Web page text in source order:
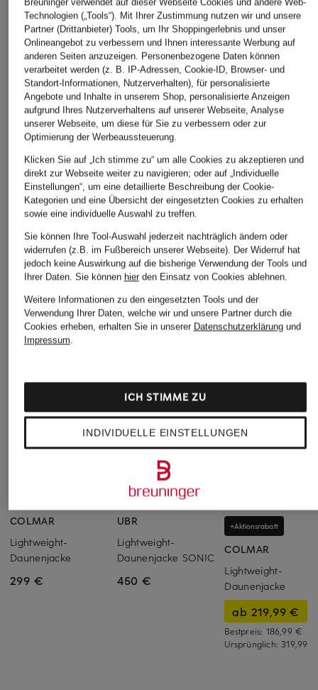
Bestpreis:169,99 €
Ursprünglich:319,99 €
Bestpreis:
Ursprünglich:
ÄHNLICHE ARTIKEL ENTDECKEN
COLMAR
Lightweight-
Daunenjacke
299 €
UBR
Lightweight-
Daunenjacke SONIC
450 €
+Aktionsrabatt
COLMAR
Lightweight-
Daunenjacke
ab 219,99 €
Bestpreis: 186,99 €
Ursprünglich:319,99 €
Technologien („Tools“). Mit Ihrer Zustimmung nutzen wir und unsere
Partner (Drittanbieter) Tools, um Ihr Shoppingerlebnis und unser
Onlineangebot zu verbessern und Ihnen interessante Werbung auf
anderen Seiten anzuzeigen. Personenbezogene Daten können
verarbeitet werden (z. B. IP-Adressen, Cookie-ID, Browser- und
Standort-Informationen, Nutzerverhalten), für personalisierte
Angebote und Inhalte in unserem Shop, personalisierte Anzeigen
aufgrund Ihres Nutzerverhaltens auf unserer Webseite, Analyse
unserer Webseite, um diese für Sie zu verbessern oder zur
Optimierung der Werbeaussteuerung.
Klicken Sie auf „Ich stimme zu“ um alle Cookies zu akzeptieren und
direkt zur Webseite weiter zu navigieren; oder auf „Individuelle
Einstellungen“, um eine detaillierte Beschreibung der Cookie-
Kategorien und eine Übersicht der eingesetzten Cookies zu erhalten
sowie eine individuelle Auswahl zu treffen.
Sie können Ihre Tool-Auswahl jederzeit nachträglich ändern oder
widerrufen (z.B. im Fußbereich unserer Webseite). Der Widerruf hat
jedoch keine Auswirkung auf die bisherige Verwendung der Tools und
Ihrer Daten. Sie können hierden Einsatz von Cookies ablehnen.
Weitere Informationen zu den eingesetzten Tools und der
Verwendung Ihrer Daten, welche wir und unsere Partner durch die
Cookies erheben, erhalten Sie in unserer Datenschutzerklärungund
Impressum.
INDIVIDUELLE EINSTELLUNGEN
ICH STIMME ZU